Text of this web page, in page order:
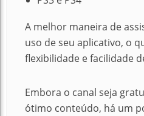
A melhor maneira de
uso de seu aplicativo, o
flexibilidade e facilidade
Embora o canal seja
ótimo conteúdo, há um